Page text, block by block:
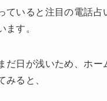
ていると注目の電話
ます。
だ日が浅いため、ホ
みると、